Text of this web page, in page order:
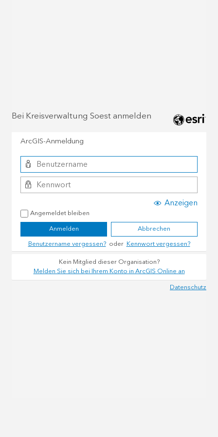
Bei Kreisverwaltung Soest anmelden
ArcGIS-Anmeldung
Anzeigen
Angemeldet bleiben
Anmelden
Abbrechen
Benutzername vergessen?oderKennwort vergessen?
Kein Mitglied dieser Organisation?
Melden Sie sich bei Ihrem Konto in ArcGIS Online an
Datenschutz